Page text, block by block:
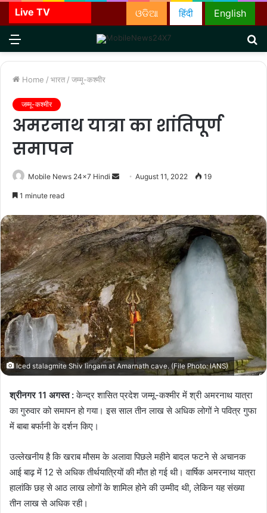
Live TV English
हिंदी
ଓଡିଆ
Menu
Home / भारत / जम्मू-कश्मीर
जम्मू-कश्मीर
अमरनाथ यात्रा का शांतिपूर्ण
समापन
Mobile News 24x7 Hindi
SendAugust 11, 2022 19
1 minute read
Iced stalagmite Shiv lingam at Amarnath cave. (File Photo: IANS)
श्रीनगर 11 अगस्त :केन्द्र शासित प्रदेश जम्मू-कश्मीर में श्री अमरनाथ यात्रा
का गुरुवार को समापन हो गया। इस साल तीन लाख से अधिक लोगों ने पवित्र गुफा
में बाबा बर्फानी के दर्शन किए।
उल्लेखनीय है कि खराब मौसम के अलावा पिछले महीने बादल फटने से अचानक
आई बाढ़ में 12 से अधिक तीर्थयात्रियों की मौत हो गई थी। वार्षिक अमरनाथ यात्रा
हालांकि छह से आठ लाख लोगों के शामिल होने की उम्मीद थी, लेकिन यह संख्या
तीन लाख से अधिक रही।